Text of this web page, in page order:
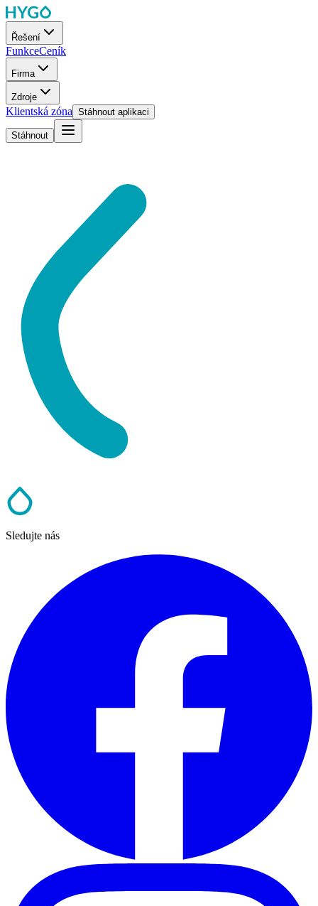
Řešení
FunkceCeník
Firma
Zdroje
Klientská zóna Stáhnout aplikaci
Stáhnout
Sledujte nás